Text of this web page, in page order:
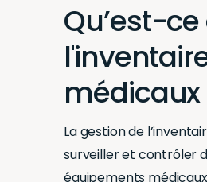
Qu’est-
médicaux
La gestion de
surveiller et contrôler
équipements